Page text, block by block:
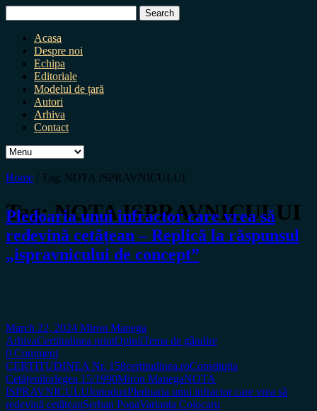
for:
Acasa
Despre noi
Echipa
Editoriale
Modelul de țară
Autori
Arhiva
Contact
Home / Tag: NOTA ISPRAVNICULUI
Tag:NOTA ISPRAVNICULUI
Pledoaria unui infractor care vrea să
redevină cetățean – Replică la răspunsul
„ispravnicului de concept”
March 22, 2024 Miron Manega
ArhivaCertitudinea printOpiniiTema de gândire
0 Comment
CERTITUDINEA Nr. 158certitudinea.roConstituția
Cetățenilorlegea 15/1990Miron ManegaNOTA
ISPRAVNICULUIortodoxPledoaria unui infractor care vrea să
redevină cetățeanȘerban PopaVarianta Cojocaru